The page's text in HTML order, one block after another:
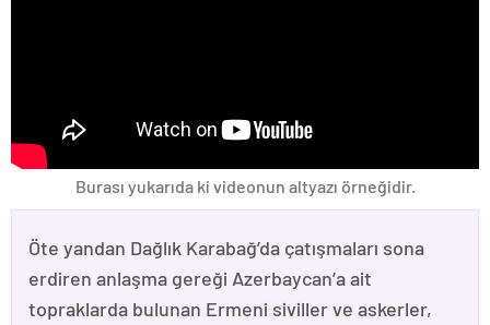
Burası yukarıda ki videonun altyazı örneğidir.
Öte yandan Dağlık Karabağ’da çatışmaları sona
erdiren anlaşma gereği Azerbaycan’a ait
topraklarda bulunan Ermeni siviller ve askerler,